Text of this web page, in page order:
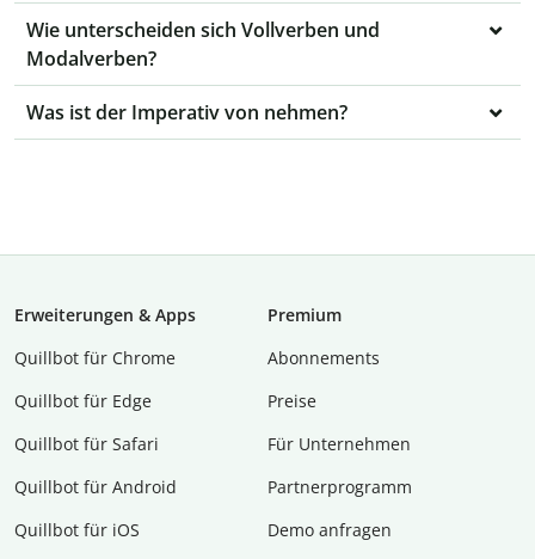
Wie unterscheiden sich Vollverben und
Modalverben?
Was ist der Imperativ von nehmen?
Erweiterungen & Apps
Quillbot für Chrome
Quillbot für Edge
Quillbot für Safari
Quillbot für Android
Quillbot für iOS
Premium
Abon­ne­ments
Preise
Für Unternehmen
Partnerprogramm
Demo anfragen